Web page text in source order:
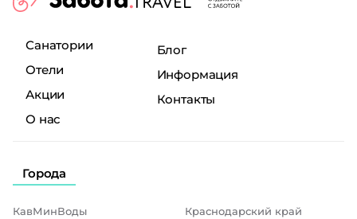
Санатории
Отели
Акции
О нас
Блог
Информация
Контакты
Города
КавМинВоды
Краснодарский край